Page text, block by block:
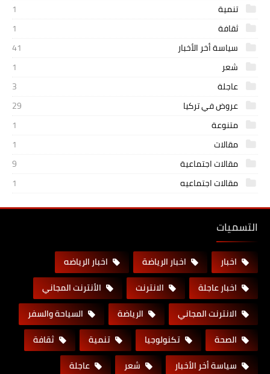
تنمية
1
ثقافة
1
سياسة أخر الأخبار
41
شعر
1
عاجلة
3
عروض في تركيا
29
متنوعة
1
مقالات
1
مقالات اجتماعية
9
مقالات اجتماعيه
1
التسميات
اخبار اخبار الرياضة
اخبار الرياضه
اخبار عاجلة
الانترنت
الأنترنت المجاني
الانترنت المجاني
الرياضة
السياحة والسفر
الصحة
تكنولوجيا تنمية
ثقافة
سياسة أخر الأخبار
شعر
عاجلة